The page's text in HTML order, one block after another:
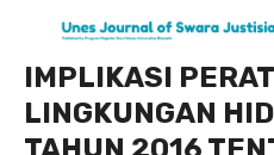
IMPLIKASI
LINGKUNGAN